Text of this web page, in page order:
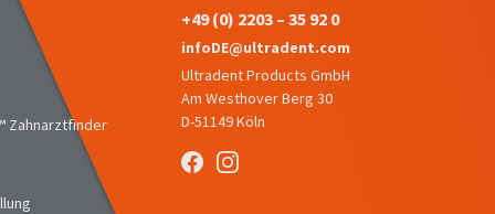
Zahnarztfinder
+49 (0) 2203 – 35 92 0
infoDE@ultradent.com
Ultradent Products GmbH
Am Westhover Berg 30
D-51149 Köln